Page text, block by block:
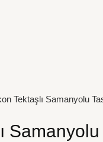
Tektaşlı Samanyolu